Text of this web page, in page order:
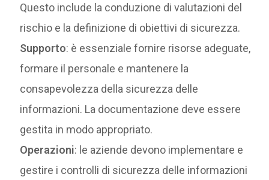
Questo include la conduzione di valutazioni del
rischio e la definizione di obiettivi di sicurezza.
Supporto: è essenziale fornire risorse adeguate,
formare il personale e mantenere la
consapevolezza della sicurezza delle
informazioni. La documentazione deve essere
gestita in modo appropriato.
Operazioni: le aziende devono implementare e
gestire i controlli di sicurezza delle informazioni